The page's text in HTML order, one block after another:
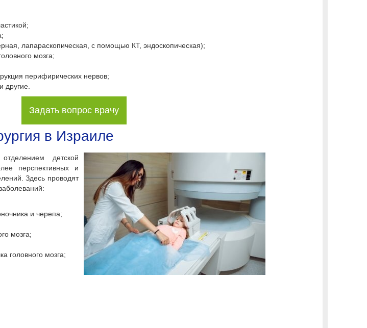
лапараскопическая, с помощью КТ, эндоскопическая);
мозга;
перифирических нервов;
другие.
Задать вопрос врачу
в Израиле
детской
перспективных и
Здесь проводят
и черепа;
мозга;
головного мозга;